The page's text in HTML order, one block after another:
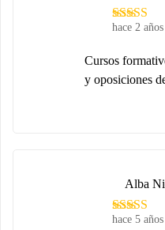
hace 2 años
Cursos
y oposiciones
hace 5 años
Alba